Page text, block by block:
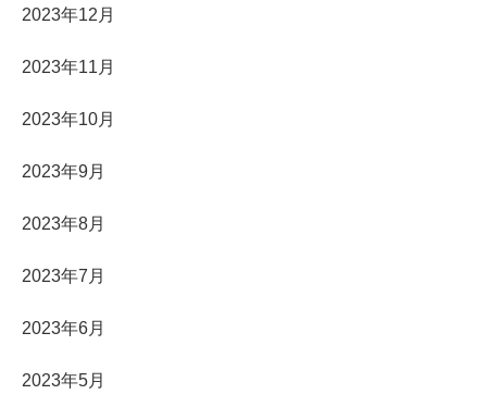
2023年12月
2023年11月
2023年10月
2023年9月
2023年8月
2023年7月
2023年6月
2023年5月